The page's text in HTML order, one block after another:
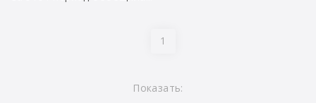
Показать:
1